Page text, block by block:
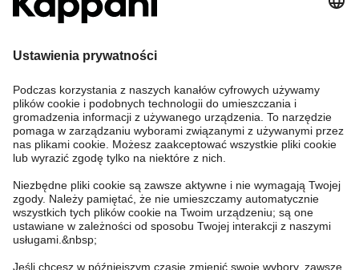
Potrzebujesz pomocy?
Sklep internetowy
Częste pytania
Twoje zamówienie
Kappahl Club
Mój profil
Kappahl Club
O nas
O Kappahl Group
Warunki i zasady